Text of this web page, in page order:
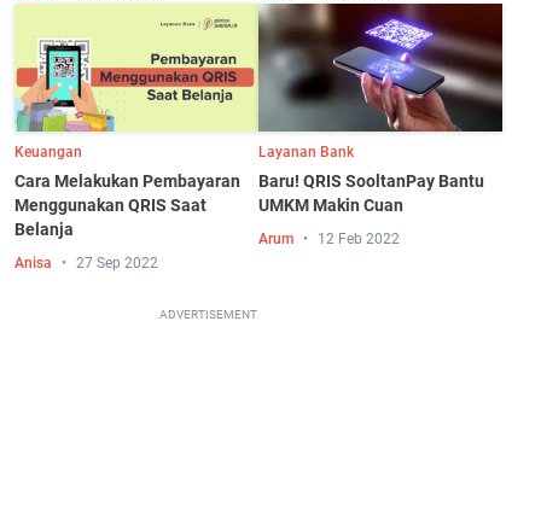
Keuangan
Cara Melakukan Pembayaran
Menggunakan QRIS Saat
Belanja
Anisa 27 Sep 2022
Layanan Bank
Baru! QRIS SooltanPay Bantu
UMKM Makin Cuan
Arum 12 Feb 2022
ADVERTISEMENT